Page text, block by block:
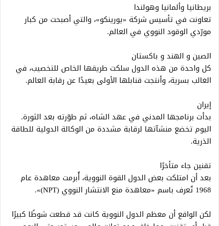
بريطانيا وألمانيا وهولندا
تعاونت في تأسيس شركة «يورينكو»، والتي أصبحت من كبار
مورّدي الوقود النووي في العالم.
الصين و الهند و باكستان
كل واحدة من هذه الدول سلكت طريقها الخاص للتخصيب، في
الغالب بسرية، وأنتجت قنابلها الأولى بعيدًا عن رقابة العالم.
إيران
بدأت برنامجها المدني في عهد الشاه، ثم طوّرته بعد الثورة.
اليوم تخضع منشآتها لرقابة مشددة من الوكالة الدولية للطاقة
الذرية.
تقنين جاء متأخرًا
بعد أن امتلكت بعض الدول القوة النووية، أُبرمت معاهدة عام
1968 تُعرف باسم «معاهدة منع الانتشار النووي (NPT)».
لكن الواقع أن معظم الدول النووية كانت قد قطعت شوطًا كبيرًا